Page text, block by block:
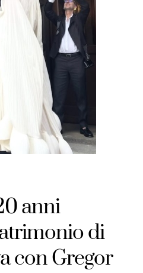
anni
di
con Gregor